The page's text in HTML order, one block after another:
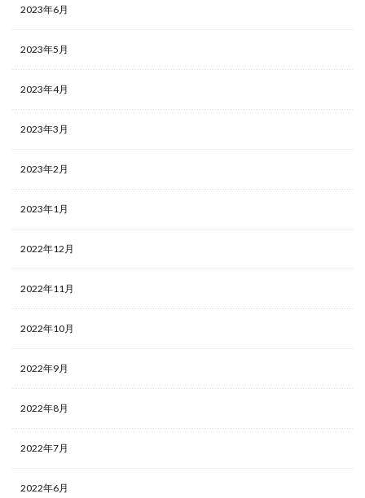
2023年6月
2023年5月
2023年4月
2023年3月
2023年2月
2023年1月
2022年12月
2022年11月
2022年10月
2022年9月
2022年8月
2022年7月
2022年6月